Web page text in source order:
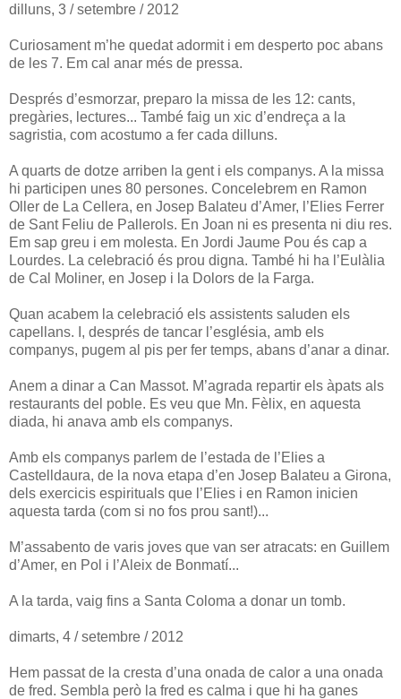
dilluns, 3 / setembre / 2012
Curiosament m’he quedat adormit i em desperto poc abans
de les 7. Em cal anar més de pressa.
Després d’esmorzar, preparo la missa de les 12: cants,
pregàries, lectures... També faig un xic d’endreça a la
sagristia, com acostumo a fer cada dilluns.
A quarts de dotze arriben la gent i els companys. A la missa
hi participen unes 80 persones. Concelebrem en Ramon
Oller de La Cellera, en Josep Balateu d’Amer, l’Elies Ferrer
de Sant Feliu de Pallerols. En Joan ni es presenta ni diu res.
Em sap greu i em molesta. En Jordi Jaume Pou és cap a
Lourdes. La celebració és prou digna. També hi ha l’Eulàlia
de Cal Moliner, en Josep i la Dolors de la Farga.
Quan acabem la celebració els assistents saluden els
capellans. I, després de tancar l’església, amb els
companys, pugem al pis per fer temps, abans d’anar a dinar.
Anem a dinar a Can Massot. M’agrada repartir els àpats als
restaurants del poble. Es veu que Mn. Fèlix, en aquesta
diada, hi anava amb els companys.
Amb els companys parlem de l’estada de l’Elies a
Castelldaura, de la nova etapa d’en Josep Balateu a Girona,
dels exercicis espirituals que l’Elies i en Ramon inicien
aquesta tarda (com si no fos prou sant!)...
M’assabento de varis joves que van ser atracats: en Guillem
d’Amer, en Pol i l’Aleix de Bonmatí...
A la tarda, vaig fins a Santa Coloma a donar un tomb.
dimarts, 4 / setembre / 2012
Hem passat de la cresta d’una onada de calor a una onada
de fred. Sembla però la fred es calma i que hi ha ganes